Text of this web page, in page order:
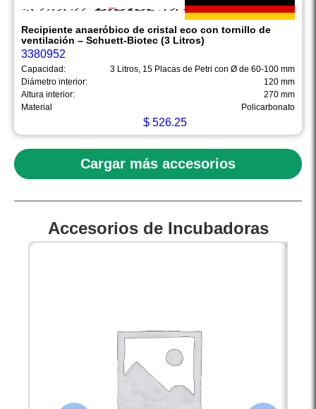
Recipiente anaeróbico de cristal eco con tornillo de
ventilación – Schuett-Biotec (3 Litros)
3380952
Capacidad:
3 Litros, 15 Placas de Petri con Ø de 60-100 mm
Diámetro interior:
120 mm
Altura interior:
270 mm
Material
Policarbonato
$ 526.25
Cargar más accesorios
Accesorios de Incubadoras